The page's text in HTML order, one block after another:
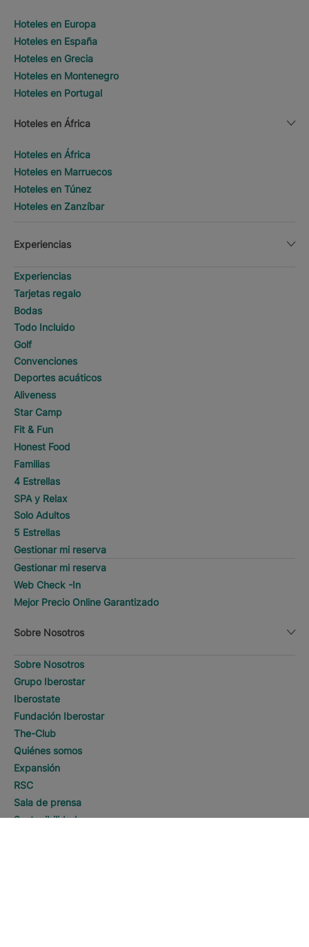
Hoteles en Europa
Hoteles en España
Hoteles en Grecia
Hoteles en Montenegro
Hoteles en Portugal
Hoteles en África
Hoteles en África
Hoteles en Marruecos
Hoteles en Túnez
Hoteles en Zanzíbar
Experiencias
Experiencias
Tarjetas regalo
Bodas
Todo Incluido
Golf
Convenciones
Deportes acuáticos
Aliveness
Star Camp
Fit & Fun
Honest Food
Familias
4 Estrellas
SPA y Relax
Solo Adultos
5 Estrellas
Gestionar mi reserva
Gestionar mi reserva
Web Check -In
Mejor Precio Online Garantizado
Sobre Nosotros
Sobre Nosotros
Grupo Iberostar
Iberostate
Fundación Iberostar
The-Club
Quiénes somos
Expansión
RSC
Sala de prensa
Sostenibilidad